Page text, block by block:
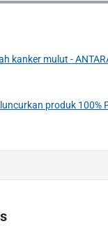
kanker mulut -
produk 100%